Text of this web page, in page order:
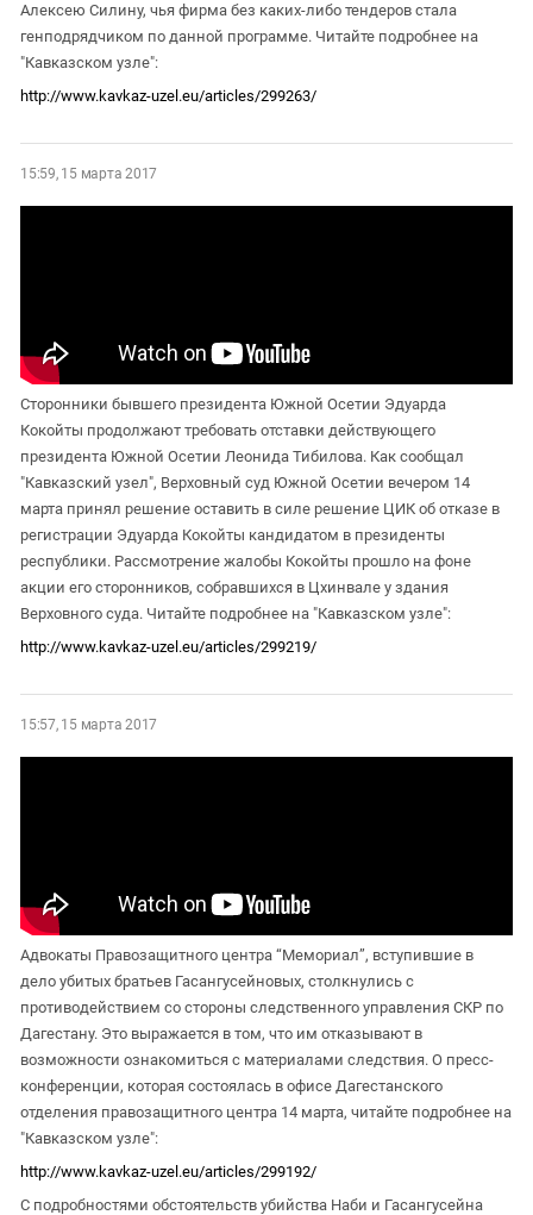
Алексею Силину, чья фирма без каких-либо тендеров стала
генподрядчиком по данной программе. Читайте подробнее на
"Кавказском узле":
http://www.kavkaz-uzel.eu/articles/299263/
15:59, 15 марта 2017
Сторонники бывшего президента Южной Осетии Эдуарда
Кокойты продолжают требовать отставки действующего
президента Южной Осетии Леонида Тибилова. Как сообщал
"Кавказский узел", Верховный суд Южной Осетии вечером 14
марта принял решение оставить в силе решение ЦИК об отказе в
регистрации Эдуарда Кокойты кандидатом в президенты
республики. Рассмотрение жалобы Кокойты прошло на фоне
акции его сторонников, собравшихся в Цхинвале у здания
Верховного суда. Читайте подробнее на "Кавказском узле":
http://www.kavkaz-uzel.eu/articles/299219/
15:57, 15 марта 2017
Адвокаты Правозащитного центра “Мемориал”, вступившие в
дело убитых братьев Гасангусейновых, столкнулись с
противодействием со стороны следственного управления СКР по
Дагестану. Это выражается в том, что им отказывают в
возможности ознакомиться с материалами следствия. О пресс-
конференции, которая состоялась в офисе Дагестанского
отделения правозащитного центра 14 марта, читайте подробнее на
"Кавказском узле":
http://www.kavkaz-uzel.eu/articles/299192/
С подробностями обстоятельств убийства Наби и Гасангусейна